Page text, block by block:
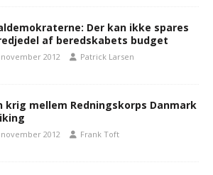
Der kan ikke spares
af beredskabets budget
november 2012 Patrick Larsen
krig mellem Redningskorps Danmark
november 2012 Frank Toft